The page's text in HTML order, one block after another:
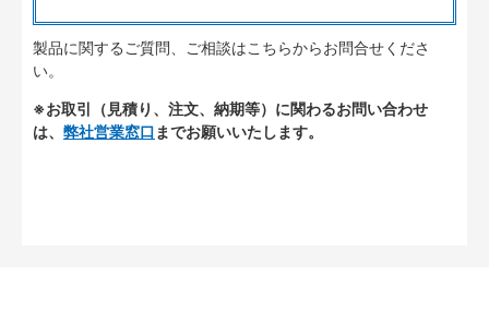
製品に関するご質問、ご相談はこちらからお問合せくださ
い。
※お取引（見積り、注文、納期等）に関わるお問い合わせ
は、 弊社営業窓口 までお願いいたします。